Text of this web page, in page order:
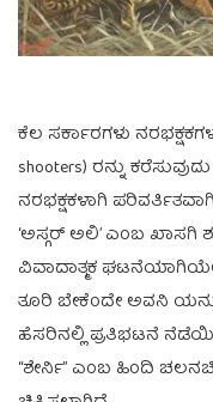
ಕೆಲ ಸರ್ಕಾರಗಳು
shooters) ರನ್ನು
ನರಭಕ್ಷಕಳಾಗಿ
‘ಅಸ್ಗರ್ ಅಲಿ’ ಎಂಬ ಖಾಸಗಿ
ವಿವಾದಾತ್ಮಕ
ತೂರಿ ಬೇಕೆಂದೇ ಅವನಿ ಯನ್ನು
ಹೆಸರಿನಲ್ಲಿ ಪ್ರತಿಭಟನೆ
“ಶೇರ್ನಿ” ಎಂಬ ಹಿಂದಿ